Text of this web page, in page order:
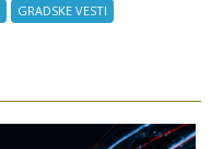
GRADSKE VESTI